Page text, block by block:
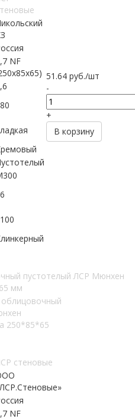
NF
51.64 руб./шт
-
+
В корзину
пустотелый ЛСР Мюнхен
мм
облицовочный
250*85*65
стеновые
NF